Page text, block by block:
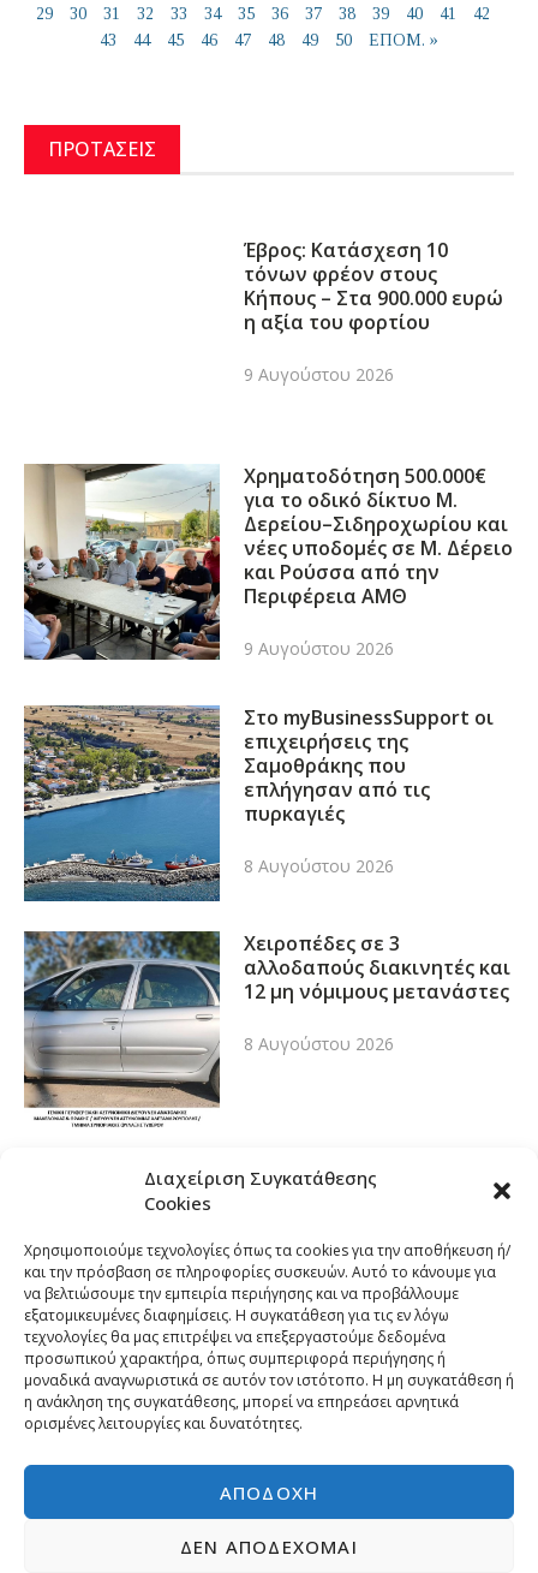
Διαχείριση Συγκατάθεσης
Cookies
Χρησιμοποιούμε τεχνολογίες όπως τα cookies για την αποθήκευση ή/
και την πρόσβαση σε πληροφορίες συσκευών. Αυτό το κάνουμε για
να βελτιώσουμε την εμπειρία περιήγησης και να προβάλλουμε
εξατομικευμένες διαφημίσεις. Η συγκατάθεση για τις εν λόγω
τεχνολογίες θα μας επιτρέψει να επεξεργαστούμε δεδομένα
προσωπικού χαρακτήρα, όπως συμπεριφορά περιήγησης ή
μοναδικά αναγνωριστικά σε αυτόν τον ιστότοπο. Η μη συγκατάθεση ή
η ανάκληση της συγκατάθεσης, μπορεί να επηρεάσει αρνητικά
ορισμένες λειτουργίες και δυνατότητες.
ΑΠΟΔΟΧΉ
ΔΕΝ ΑΠΟΔΈΧΟΜΑΙ
29
30 31 32 33 34 35 36 37 38 39 40 41
42
43
44 45 46 47 48 49 50 ΕΠΟΜ. »
ΠΡΟΤΑΣΕΙΣ
Έβρος: Κατάσχεση 10
τόνων φρέον στους
Κήπους – Στα 900.000 ευρώ
η αξία του φορτίου
9 Αυγούστου 2026
Χρηματοδότηση 500.000€
για το οδικό δίκτυο Μ.
Δερείου–Σιδηροχωρίου και
νέες υποδομές σε Μ. Δέρειο
και Ρούσσα από την
Περιφέρεια ΑΜΘ
9 Αυγούστου 2026
Στο myBusinessSupport οι
επιχειρήσεις της
Σαμοθράκης που
επλήγησαν από τις
πυρκαγιές
8 Αυγούστου 2026
Χειροπέδες σε 3
αλλοδαπούς διακινητές και
12 μη νόμιμους μετανάστες
8 Αυγούστου 2026